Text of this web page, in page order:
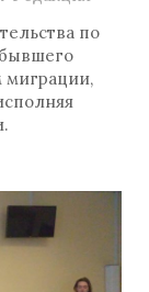
по
миграции,